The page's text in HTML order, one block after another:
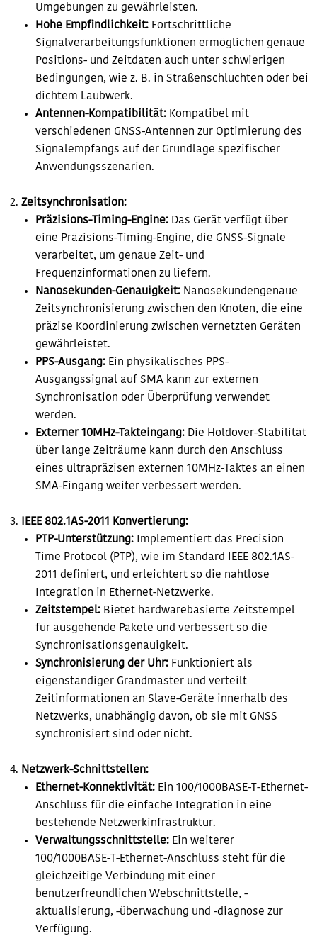
Umgebungen zu gewährleisten.
Hohe Empfindlichkeit: Fortschrittliche
Signalverarbeitungsfunktionen ermöglichen genaue
Positions- und Zeitdaten auch unter schwierigen
Bedingungen, wie z. B. in Straßenschluchten oder bei
dichtem Laubwerk.
Antennen-Kompatibilität: Kompatibel mit
verschiedenen GNSS-Antennen zur Optimierung des
Signalempfangs auf der Grundlage spezifischer
Anwendungsszenarien.
Zeitsynchronisation:
Präzisions-Timing-Engine: Das Gerät verfügt über
eine Präzisions-Timing-Engine, die GNSS-Signale
verarbeitet, um genaue Zeit- und
Frequenzinformationen zu liefern.
Nanosekunden-Genauigkeit: Nanosekundengenaue
Zeitsynchronisierung zwischen den Knoten, die eine
präzise Koordinierung zwischen vernetzten Geräten
gewährleistet.
PPS-Ausgang: Ein physikalisches PPS-
Ausgangssignal auf SMA kann zur externen
Synchronisation oder Überprüfung verwendet
werden.
Externer 10MHz-Takteingang: Die Holdover-Stabilität
über lange Zeiträume kann durch den Anschluss
eines ultrapräzisen externen 10MHz-Taktes an einen
SMA-Eingang weiter verbessert werden.
IEEE 802.1AS-2011 Konvertierung:
PTP-Unterstützung: Implementiert das Precision
Time Protocol (PTP), wie im Standard IEEE 802.1AS-
2011 definiert, und erleichtert so die nahtlose
Integration in Ethernet-Netzwerke.
Zeitstempel: Bietet hardwarebasierte Zeitstempel
für ausgehende Pakete und verbessert so die
Synchronisationsgenauigkeit.
Synchronisierung der Uhr: Funktioniert als
eigenständiger Grandmaster und verteilt
Zeitinformationen an Slave-Geräte innerhalb des
Netzwerks, unabhängig davon, ob sie mit GNSS
synchronisiert sind oder nicht.
Netzwerk-Schnittstellen:
Ethernet-Konnektivität: Ein 100/1000BASE-T-Ethernet-
Anschluss für die einfache Integration in eine
bestehende Netzwerkinfrastruktur.
Verwaltungsschnittstelle: Ein weiterer
100/1000BASE-T-Ethernet-Anschluss steht für die
gleichzeitige Verbindung mit einer
benutzerfreundlichen Webschnittstelle, -
aktualisierung, -überwachung und -diagnose zur
Verfügung.